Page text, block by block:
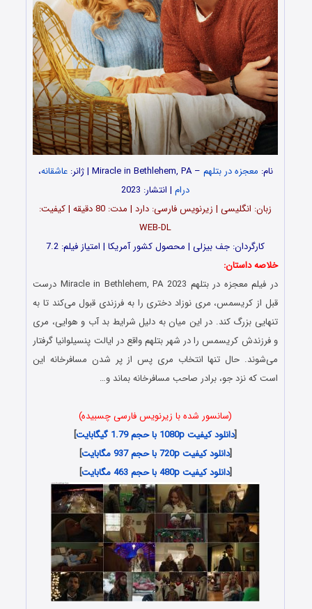
نام: معجزه در بتلهم – Miracle in Bethlehem, PA | ژانر:عاشقانه،
درام | انتشار: 2023
زبان: انگلیسی | زیرنویس فارسی: دارد | مدت: 80 دقیقه | کیفیت:
WEB-DL
کارگردان: جف بیزلی | محصول کشور آمریکا | امتیاز فیلم: 7.2
خلاصه داستان:
در فیلم معجزه در بتلهم
Miracle in Bethlehem, PA 2023 درست
قبل از کریسمس، مری نوزاد دختری را به فرزندی قبول می‌کند تا به
تنهایی بزرگ کند. در این میان به دلیل شرایط بد آب و هوایی، مری
و فرزندش کریسمس را در شهر بتلهم واقع در ایالت پنسیلوانیا گرفتار
می‌شوند. حال تنها انتخاب مری پس از پر شدن مسافرخانه این
است که نزد جو، برادر صاحب مسافرخانه بماند و…
(سانسور شده با زیرنویس فارسی چسبیده)
[دانلود کیفیت 1080p با حجم 1.79 گیگابایت
]
[دانلود کیفیت 720p با حجم 937 مگابایت
]
[دانلود کیفیت 480p با حجم 463 مگابایت ]